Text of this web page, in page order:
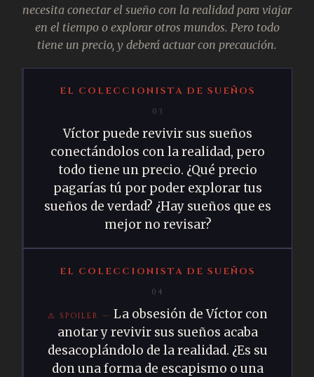
necesita conectar el sueño con la realidad para viajar
en el tiempo o explorar otros mundos. Pero todo
tiene un precio, y deberá actuar con precaución.
EL COLECCIONISTA DE SUEÑOS
03
Víctor puede revivir sus sueños
conectándolos con la realidad, pero
todo tiene un precio. ¿Qué precio
pagarías tú por poder explorar tus
sueños de verdad? ¿Hay sueños que es
mejor no revisar?
EL COLECCIONISTA DE SUEÑOS
04
La obsesión de Víctor con
anotar y revivir sus sueños acaba
desacoplándolo de la realidad. ¿Es su
don una forma de escapismo o una